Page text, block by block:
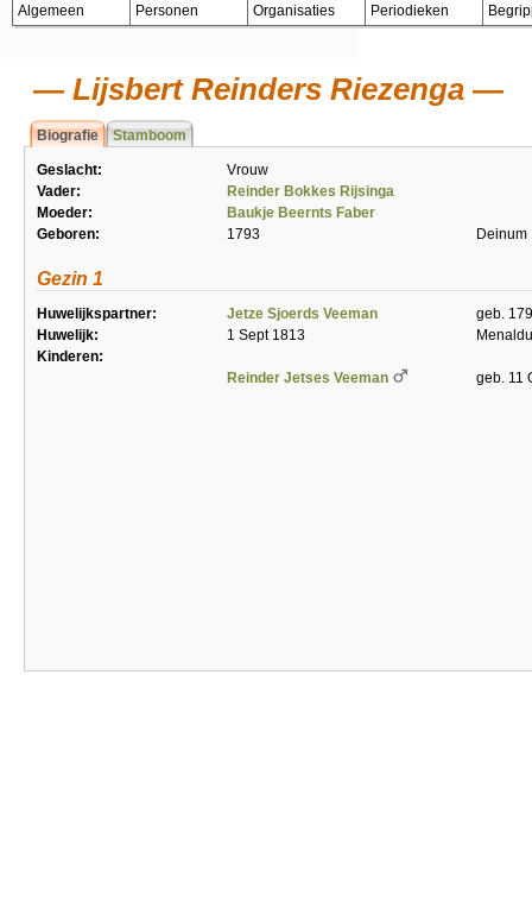
Algemeen Personen Organisaties Periodieken
Lijsbert Reinders Riezenga
Biografie Stamboom
Geslacht:
Vrouw
Vader:
Reinder Bokkes Rijsinga
Moeder:
Baukje Beernts Faber
Geboren:
1793 Deinum
Gezin 1
Huwelijkspartner: Jetze Sjoerds Veeman
geb.
Huwelijk:
1 Sept 1813
Kinderen:
Reinder Jetses Veeman
geb. 11